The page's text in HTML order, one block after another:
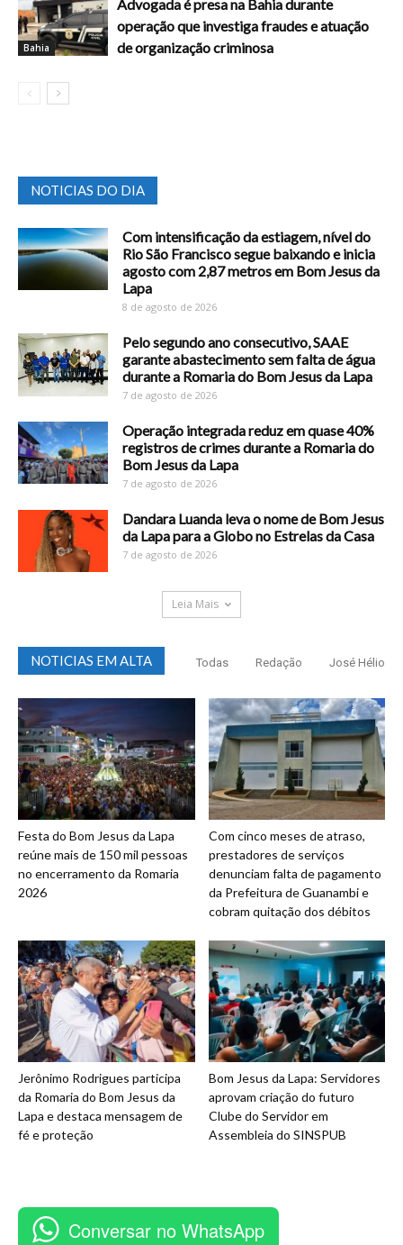
Bahia
Advogada é presa na Bahia durante
operação que investiga fraudes e atuação
de organização criminosa
NOTICIAS DO DIA
Com intensificação da estiagem, nível do
Rio São Francisco segue baixando e inicia
agosto com 2,87 metros em Bom Jesus da
Lapa
8 de agosto de 2026
Pelo segundo ano consecutivo, SAAE
garante abastecimento sem falta de água
durante a Romaria do Bom Jesus da Lapa
7 de agosto de 2026
Operação integrada reduz em quase 40%
registros de crimes durante a Romaria do
Bom Jesus da Lapa
7 de agosto de 2026
Dandara Luanda leva o nome de Bom Jesus
da Lapa para a Globo no Estrelas da Casa
7 de agosto de 2026
Leia Mais
NOTICIAS EM ALTA Todas Redação José Hélio
Festa do Bom Jesus da Lapa
reúne mais de 150 mil pessoas
no encerramento da Romaria
2026
Com cinco meses de atraso,
prestadores de serviços
denunciam falta de pagamento
da Prefeitura de Guanambi e
cobram quitação dos débitos
Jerônimo Rodrigues participa
da Romaria do Bom Jesus da
Lapa e destaca mensagem de
fé e proteção
Bom Jesus da Lapa: Servidores
aprovam criação do futuro
Clube do Servidor em
Assembleia do SINSPUB
Conversar no WhatsApp